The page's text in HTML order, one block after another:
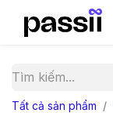
Tất cả sản phẩm